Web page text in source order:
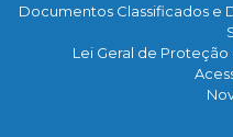
Documentos Classificados e
Lei Geral de Proteção